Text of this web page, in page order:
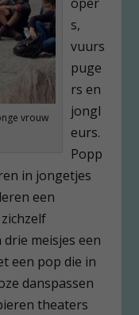
vrouw
s,
vuurs
puge
rs en
jongl
eurs.
Popp
in jongetjes
een
meisjes een
een pop die in
danspassen
theaters